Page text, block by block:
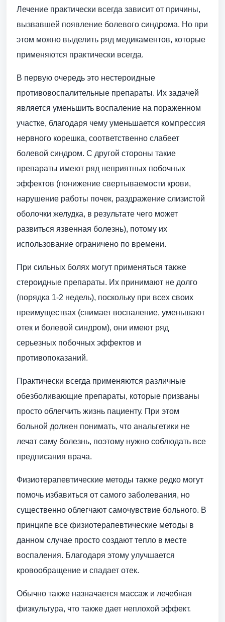
Лечение практически всегда зависит от причины,
вызвавшей появление болевого синдрома. Но при
этом можно выделить ряд медикаментов, которые
применяются практически всегда.
В первую очередь это нестероидные
противовоспалительные препараты. Их задачей
является уменьшить воспаление на пораженном
участке, благодаря чему уменьшается компрессия
нервного корешка, соответственно слабеет
болевой синдром. С другой стороны такие
препараты имеют ряд неприятных побочных
эффектов (понижение свертываемости крови,
нарушение работы почек, раздражение слизистой
оболочки желудка, в результате чего может
развиться язвенная болезнь), потому их
использование ограничено по времени.
При сильных болях могут применяться также
стероидные препараты. Их принимают не долго
(порядка 1-2 недель), поскольку при всех своих
преимуществах (снимает воспаление, уменьшают
отек и болевой синдром), они имеют ряд
серьезных побочных эффектов и
противопоказаний.
Практически всегда применяются различные
обезболивающие препараты, которые призваны
просто облегчить жизнь пациенту. При этом
больной должен понимать, что анальгетики не
лечат саму болезнь, поэтому нужно соблюдать все
предписания врача.
Физиотерапевтические методы также редко могут
помочь избавиться от самого заболевания, но
существенно облегчают самочувствие больного. В
принципе все физиотерапевтические методы в
данном случае просто создают тепло в месте
воспаления. Благодаря этому улучшается
кровообращение и спадает отек.
Обычно также назначается массаж и лечебная
физкультура, что также дает неплохой эффект.